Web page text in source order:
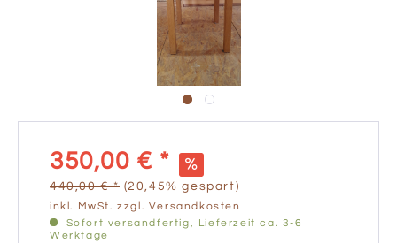
350,00 € *
440,00 € * (20,45% gespart)
inkl. MwSt.zzgl. Versandkosten
Sofort versandfertig, Lieferzeit ca. 3-6
Werktage